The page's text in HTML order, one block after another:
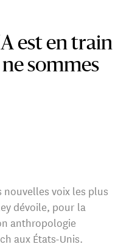
est en train
sommes
nouvelles voix les plus
dévoile, pour la
anthropologie
aux États-Unis.